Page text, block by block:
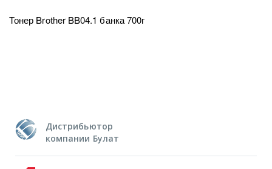
Тонер Brother BB04.1 банка 700г
Дистрибьютор
компании Булат